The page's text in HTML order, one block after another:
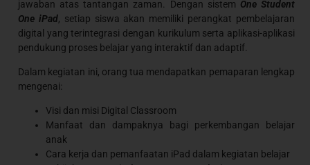
jawaban atas tantangan zaman. Dengan sistem One Student
One iPad, setiap siswa akan memiliki perangkat pembelajaran
digital yang terintegrasi dengan kurikulum serta aplikasi-aplikasi
pendukung proses belajar yang interaktif dan adaptif.
Dalam kegiatan ini, orang tua mendapatkan pemaparan lengkap
mengenai:
Visi dan misi Digital Classroom
Manfaat dan dampaknya bagi perkembangan belajar
anak
Cara kerja dan pemanfaatan iPad dalam kegiatan belajar